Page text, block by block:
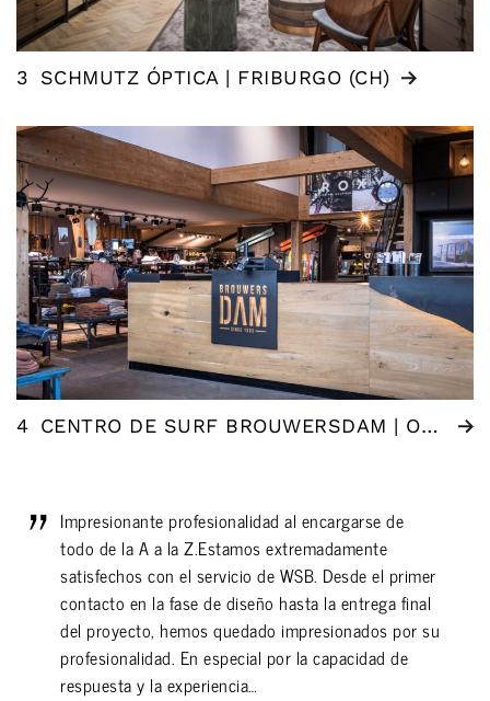
3 SCHMUTZ ÓPTICA | FRIBURGO (CH)
4 CENTRO DE SURF BROUWERSDAM | OUDDORP (NL)
Impresionante profesionalidad al encargarse de
todo de la A a la Z.Estamos extremadamente
satisfechos con el servicio de WSB. Desde el primer
contacto en la fase de diseño hasta la entrega final
del proyecto, hemos quedado impresionados por su
profesionalidad. En especial por la capacidad de
respuesta y la experiencia…